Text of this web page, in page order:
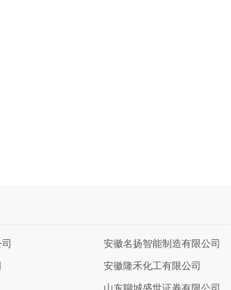
安徽名扬智能制造有限公司
安徽隆禾化工有限公司